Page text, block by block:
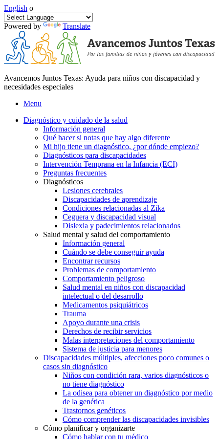
English o
Powered by Translate
Avancemos Juntos Texas: Ayuda para niños con discapacidad y
necesidades especiales
Menu
Diagnóstico y cuidado de la salud
Información general
Qué hacer si notas que hay algo diferente
Mi hijo tiene un diagnóstico, ¿por dónde empiezo?
Diagnósticos para discapacidades
Intervención Temprana en la Infancia (ECI)
Preguntas frecuentes
Diagnósticos
Lesiones cerebrales
Discapacidades de aprendizaje
Condiciones relacionadas al Zika
Ceguera y discapacidad visual
Dislexia y padecimientos relacionados
Salud mental y salud del comportamiento
Información general
Cuándo se debe conseguir ayuda
Encontrar recursos
Problemas de comportamiento
Comportamiento peligroso
Salud mental en niños con discapacidad
intelectual o del desarrollo
Medicamentos psiquiátricos
Trauma
Apoyo durante una crisis
Derechos de recibir servicios
Malas interpretaciones del comportamiento
Sistema de justicia para menores
Discapacidades múltiples, afecciones poco comunes o
casos sin diagnóstico
Niños con condición rara, varios diagnósticos o
no tiene diagnóstico
La odisea para obtener un diagnóstico por medio
de la genética
Trastornos genéticos
Cómo comprender las discapacidades invisibles
Cómo planificar y organizarte
Cómo hablar con tu médico